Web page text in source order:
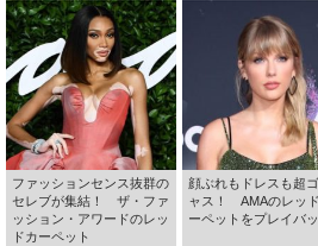
ファッションセンス抜群の
セレブが集結！ ザ・ファ
ッション・アワードのレッ
ドカーペット
顔ぶれもドレスも超
ャス！ AMAのレッ
ーペットをプレイバ